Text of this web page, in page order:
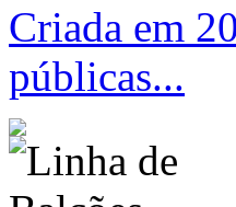
Criada em
públicas...